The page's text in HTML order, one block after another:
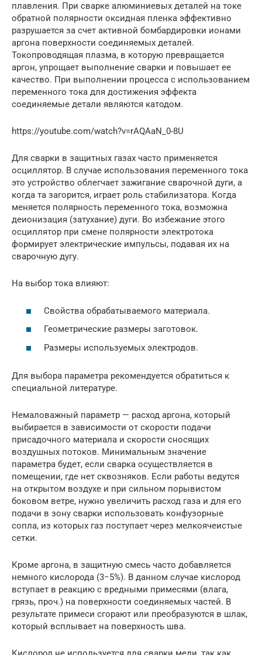
плавления. При сварке алюминиевых деталей на токе
обратной полярности оксидная пленка эффективно
разрушается за счет активной бомбардировки ионами
аргона поверхности соединяемых деталей.
Токопроводящая плазма, в которую превращается
аргон, упрощает выполнение сварки и повышает ее
качество. При выполнении процесса с использованием
переменного тока для достижения эффекта
соединяемые детали являются катодом.
https://youtube.com/watch?v=rAQAaN_0-8U
Для сварки в защитных газах часто применяется
осциллятор. В случае использования переменного тока
это устройство облегчает зажигание сварочной дуги, а
когда та загорится, играет роль стабилизатора. Когда
меняется полярность переменного тока, возможна
деионизация (затухание) дуги. Во избежание этого
осциллятор при смене полярности электротока
формирует электрические импульсы, подавая их на
сварочную дугу.
На выбор тока влияют:
Свойства обрабатываемого материала.
Геометрические размеры заготовок.
Размеры используемых электродов.
Для выбора параметра рекомендуется обратиться к
специальной литературе.
Немаловажный параметр — расход аргона, который
выбирается в зависимости от скорости подачи
присадочного материала и скорости сносящих
воздушных потоков. Минимальным значение
параметра будет, если сварка осуществляется в
помещении, где нет сквозняков. Если работы ведутся
на открытом воздухе и при сильном порывистом
боковом ветре, нужно увеличить расход газа и для его
подачи в зону сварки использовать конфузорные
сопла, из которых газ поступает через мелкоячеистые
сетки.
Кроме аргона, в защитную смесь часто добавляется
немного кислорода (3−5%). В данном случае кислород
вступает в реакцию с вредными примесями (влага,
грязь, проч.) на поверхности соединяемых частей. В
результате примеси сгорают или преобразуются в шлак,
который всплывает на поверхность шва.